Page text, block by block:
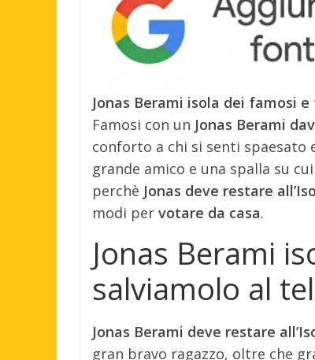
Jonas Berami isola dei famosi
Famosi con un Jonas Berami
conforto a chi si senti spaesato
grande amico e una spalla su
perchè Jonas deve restare
modi per votare da casa.
Jonas Berami
salviamolo al
Jonas Berami deve restare
gran bravo ragazzo, oltre che